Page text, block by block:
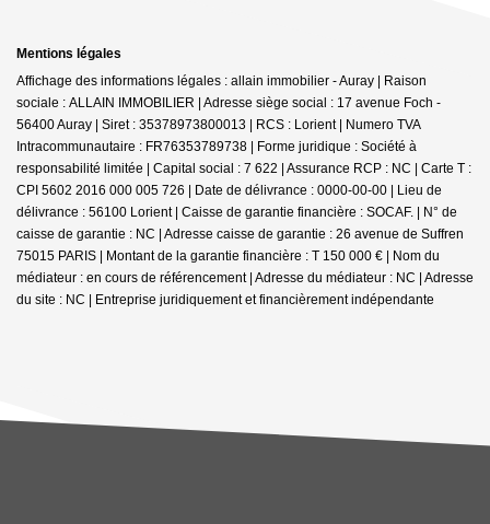
Mentions légales
Affichage des informations légales : allain immobilier - Auray | Raison
sociale : ALLAIN IMMOBILIER | Adresse siège social : 17 avenue Foch -
56400 Auray | Siret : 35378973800013 | RCS : Lorient | Numero TVA
Intracommunautaire : FR76353789738 | Forme juridique : Société à
responsabilité limitée | Capital social : 7 622 | Assurance RCP : NC | Carte T :
CPI 5602 2016 000 005 726 | Date de délivrance : 0000-00-00 | Lieu de
délivrance : 56100 Lorient | Caisse de garantie financière : SOCAF. | N° de
caisse de garantie : NC | Adresse caisse de garantie : 26 avenue de Suffren
75015 PARIS | Montant de la garantie financière : T 150 000 € | Nom du
médiateur : en cours de référencement | Adresse du médiateur : NC | Adresse
du site : NC | Entreprise juridiquement et financièrement indépendante